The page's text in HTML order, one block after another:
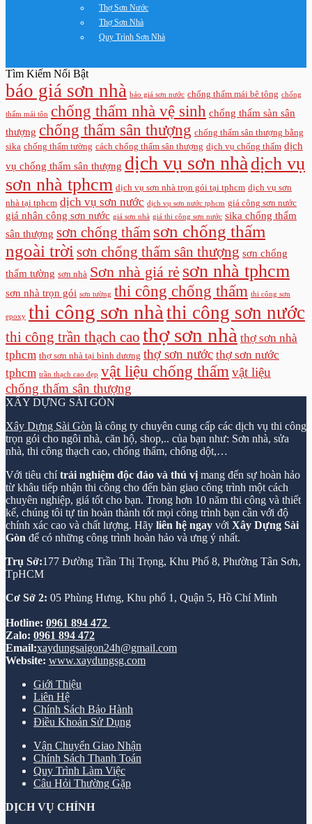
Thợ Sơn Nước
Thợ Sơn Nhà
Quy Trình Sơn Nhà
Tìm Kiếm Nổi Bật
báo giá sơn nhà báo giá sơn nước chống thấm mái bê tông chống
thấm mái tôn chống thấm nhà vệ sinh chống thấm sàn sân
thượng chống thấm sân thượng chống thấm sân thượng bằng
sika chống thấm tường cách chống thấm sân thượng dịch vụ chống thấm dịch
vụ chống thấm sân thượng dịch vụ sơn nhà dịch vụ
sơn nhà tphcm dịch vụ sơn nhà trọn gói tại tphcm dịch vụ sơn
nhà tại tphcm dịch vụ sơn nước dịch vụ sơn nước tphcm giá công sơn nước
giá nhân công sơn nước giá sơn nhà giá thi công sơn nước sika chống thấm
sân thượng sơn chống thấm sơn chống thấm
ngoài trời sơn chống thấm sân thượng sơn chống
thấm tường sơn nhà Sơn nhà giá rẻ sơn nhà tphcm
sơn nhà trọn gói sơn tường thi công chống thấm thi công sơn
epoxy thi công sơn nhà thi công sơn nước
thi công trần thạch cao thợ sơn nhà thợ sơn nhà
tphcm thợ sơn nhà tại bình dương thợ sơn nước thợ sơn nước
tphcm trần thạch cao đẹp vật liệu chống thấm vật liệu
chống thấm sân thượng
XÂY DỰNG SÀI GÒN
Xây Dựng Sài Gòn là công ty chuyên cung cấp các dịch vụ thi công
trọn gói cho ngôi nhà, căn hộ, shop,.. của bạn như: Sơn nhà, sửa
nhà, thi công thạch cao, chống thấm, chống dột,…
Với tiêu chítrải nghiệm độc đáo và thú vị mang đến sự hoàn hảo
từ khâu tiếp nhận thi công cho đến bàn giao công trình một cách
chuyên nghiệp, giá tốt cho bạn. Trong hơn 10 năm thi công và thiết
kế, chúng tôi tự tin hoàn thành tốt mọi công trình bạn cần với độ
chính xác cao và chất lượng. Hãy liên hệ ngay với Xây Dựng Sài
Gòn để có những công trình hoàn hảo và ưng ý nhất.
Trụ Sở:177 Đường Trần Thị Trọng, Khu Phố 8, Phường Tân Sơn,
TpHCM
Cơ Sở 2: 05 Phùng Hưng, Khu phố 1, Quận 5, Hồ Chí Minh
Hotline: 0961 894 472
Zalo: 0961 894 472
Email:xaydungsaigon24h@gmail.com
Website: www.xaydungsg.com
Giới Thiệu
Liên Hệ
Chính Sách Bảo Hành
Điều Khoản Sử Dụng
Vận Chuyển Giao Nhận
Chính Sách Thanh Toán
Quy Trình Làm Việc
Câu Hỏi Thường Gặp
DỊCH VỤ CHÍNH